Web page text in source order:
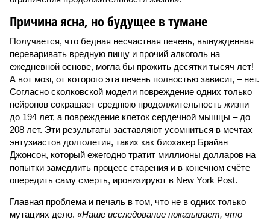
Причина ясна, но будущее в тумане
Получается, что бедная несчастная печень, вынужденная
переваривать вредную пищу и прочий алкоголь на
ежедневной основе, могла бы прожить десятки тысяч лет!
А вот мозг, от которого эта печень полностью зависит, – нет.
Согласно сколковской модели повреждение одних только
нейронов сокращает среднюю продолжительность жизни
до 194 лет, а повреждение клеток сердечной мышцы – до
208 лет. Эти результаты заставляют усомниться в мечтах
энтузиастов долголетия, таких как биохакер Брайан
Джонсон, который ежегодно тратит миллионы долларов на
попытки замедлить процесс старения и в конечном счёте
опередить саму смерть, иронизируют в New York Post.
Главная проблема и печаль в том, что не в одних только
мутациях дело. «Наше исследование показывает, что